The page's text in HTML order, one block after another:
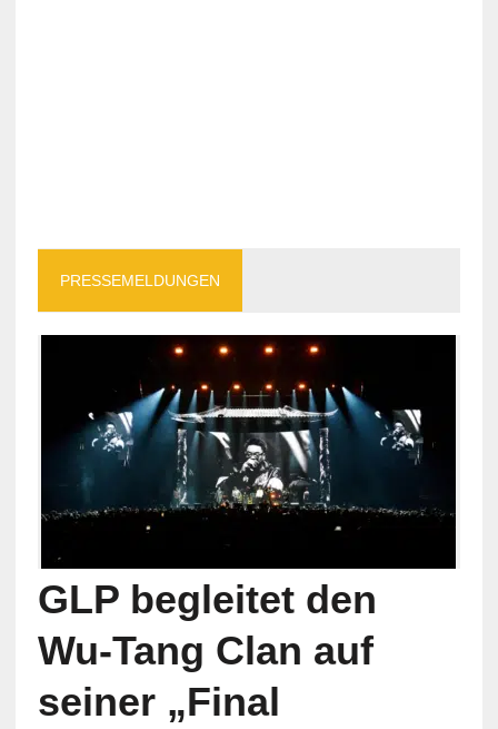
PRESSEMELDUNGEN
GLP begleitet den
Wu-Tang Clan auf
seiner „Final